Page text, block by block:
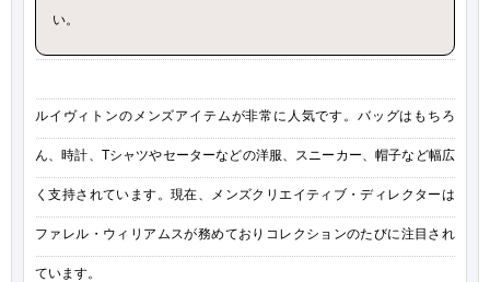
い。
ルイヴィトンのメンズアイテムが非常に人気です。バッグはもちろ
ん、時計、Tシャツやセーターなどの洋服、スニーカー、帽子など幅広
く支持されています。現在、メンズクリエイティブ・ディレクターは
ファレル・ウィリアムスが務めておりコレクションのたびに注目され
ています。